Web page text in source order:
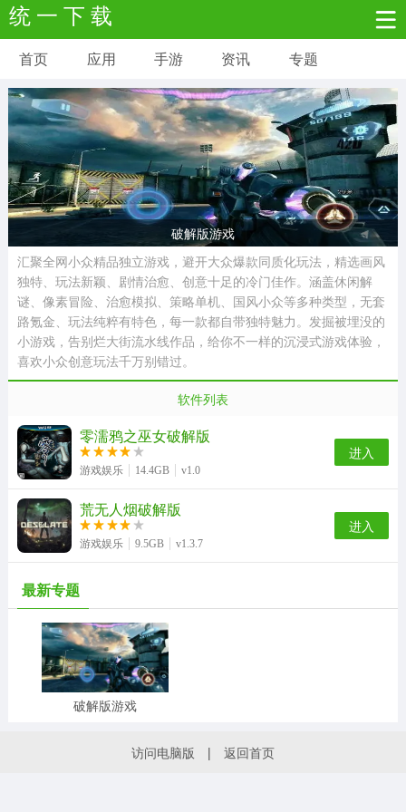
统 一 下 载
安卓应用 安卓游戏
新闻资讯 社交聊天 生活实用
网络购物 金融理财 拍照美颜
学习教育 商务办公 户外运动
地图导航 主题美化 媒体影音
系统工具 其它应用
首页 应用 手游 资讯 专题
破解版游戏
汇聚全网小众精品独立游戏，避开大众爆款同质化玩法，精选画风
独特、玩法新颖、剧情治愈、创意十足的冷门佳作。涵盖休闲解
谜、像素冒险、治愈模拟、策略单机、国风小众等多种类型，无套
路氪金、玩法纯粹有特色，每一款都自带独特魅力。发掘被埋没的
小游戏，告别烂大街流水线作品，给你不一样的沉浸式游戏体验，
喜欢小众创意玩法千万别错过。
软件列表
零濡鸦之巫女破解版
游戏娱乐 14.4GB v1.0
进入
荒无人烟破解版
游戏娱乐 9.5GB v1.3.7
进入
最新专题
破解版游戏
访问电脑版 | 返回首页